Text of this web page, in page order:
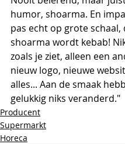
humor, shoarma. En
pas echt op grote schaal,
shoarma wordt kebab!
zoals je ziet, alleen een
nieuw logo, nieuwe
alles... Aan de smaak
gelukkig niks veranderd."
Producent
Supermarkt
Horeca